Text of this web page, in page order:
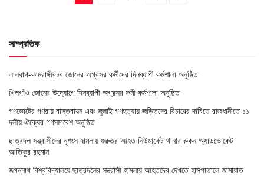
সাম্প্রতিক
লালবাগ-কামরাঙ্গীরচর জোনের অগ্রসর কর্মীদের দিনব্যাপী কর্মশালা অনুষ্ঠিত
খিলগাঁও জোনের উদ্যোগে দিনব্যাপী অগ্রসর কর্মী কর্মশালা অনুষ্ঠিত
গণভোটের গণরায় বাস্তবায়ন এবং জুলাই গণহত্যায় জড়িতদের বিচারের দাবিতে রাজধানীতে ১১
দলীয় ঐক্যের গণসমাবেশ অনুষ্ঠিত
ছাত্রদল সন্ত্রাসীদের নৃশংস হামলায় গুরুতর আহত নিউমার্কেট থানার রুকন অ্যাডভোকেট
আতিকুর রহমান
জগন্নাথ বিশ্ববিদ্যালয়ে ছাত্রদলের সন্ত্রাসী হামলায় আহতদের দেখতে হাসপাতালে জামায়াত